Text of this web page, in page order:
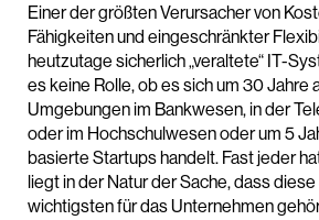
Einer der größten Verursacher von
Fähigkeiten und eingeschränkter
heutzutage sicherlich „veraltete“ IT-
es keine Rolle, ob es sich um 30 Jahre
Umgebungen im Bankwesen, in der
oder im Hochschulwesen oder um 5
basierte Startups handelt. Fast jeder
liegt in der Natur der Sache, dass
wichtigsten für das Unternehmen